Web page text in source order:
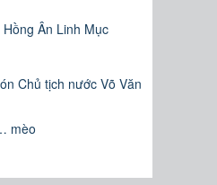
Ân Linh Mục
Chủ tịch nước Võ Văn
mèo